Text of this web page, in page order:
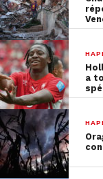
lui, le
qu'il a
temps
— RTS
a